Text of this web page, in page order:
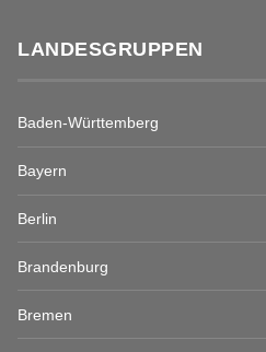
LANDESGRUPPEN
Baden-Württemberg
Bayern
Berlin
Brandenburg
Bremen